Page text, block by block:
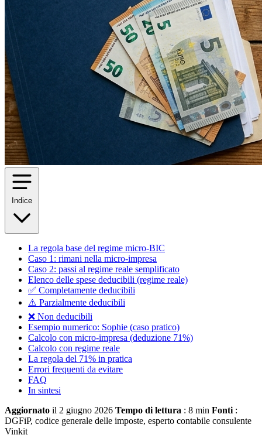
Indice
La regola base del regime micro-BIC
Caso 1: rimani nella micro-impresa
Caso 2: passi al regime reale semplificato
Elenco delle spese deducibili (regime reale)
✅ Completamente deducibili
⚠️ Parzialmente deducibili
❌ Non deducibili
Esempio numerico: Sophie (caso pratico)
Calcolo con micro-impresa (deduzione 71%)
Calcolo con regime reale
La regola del 71% in pratica
Errori frequenti da evitare
FAQ
In sintesi
Aggiornato il 2 giugno 2026 Tempo di lettura : 8 min Fonti :
DGFiP, codice generale delle imposte, esperto contabile consulente
Vinkit